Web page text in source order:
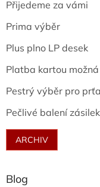
Přijedeme za vámi
Prima výběr
Plus plno LP desek
Platba kartou možná
Pestrý výběr pro
Pečlivé balení zásilek
ARCHIV
Blog